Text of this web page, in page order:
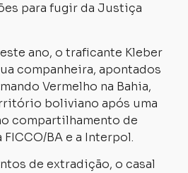
para fugir da Justiça
ano, o traficante Kleber
companheira, apontados
Vermelho na Bahia,
boliviano após uma
compartilhamento de
BA e a Interpol.
de extradição, o casal